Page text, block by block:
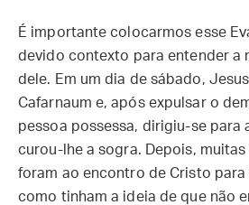
É importante colocarmos esse
devido contexto para entender a
dele. Em um dia de sábado,
Cafarnaum e, após expulsar o
pessoa possessa, dirigiu-se para
curou-lhe a sogra. Depois,
foram ao encontro de Cristo para
como tinham a ideia de que não